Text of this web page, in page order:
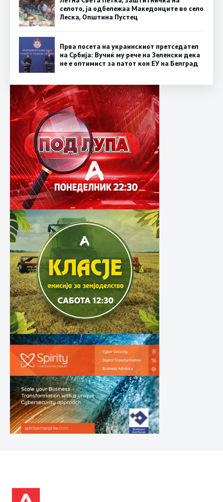
селото, ја одбележаа Македонците во село
Леска, Општина Пустец
Прва посета на украинскиот претседател
на Србија: Вучиќ му рече на Зеленски дека
не е оптимист за патот кон ЕУ на Белград